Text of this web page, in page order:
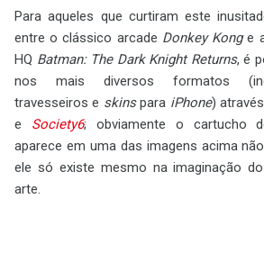
Para aqueles que curtiram este
entre o clássico arcade Donkey Konge
HQ Batman: The Dark Knight Returns, é
nos mais diversos formatos
travesseiros e skinspara iPhone)
e Society6; obviamente o cartucho
aparece em uma das imagens acima
ele só existe mesmo na imaginação
arte.